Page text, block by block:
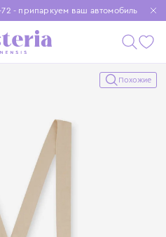
- припаркуем ваш автомобиль
при заказе от 15 000 ₽
покупки были еще удобнее
Похожие